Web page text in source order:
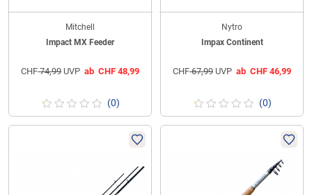
Mitchell
Impact MX Feeder
CHF74,99 UVP ab CHF 48,99
(0)
Nytro
Impax Continent
CHF67,99 UVP ab CHF 46,99
(0)